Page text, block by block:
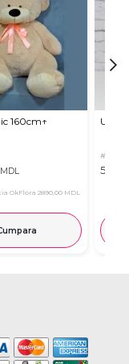
160cm↑
MDL
OkFlora 2890,00 MDL
Urs
#11